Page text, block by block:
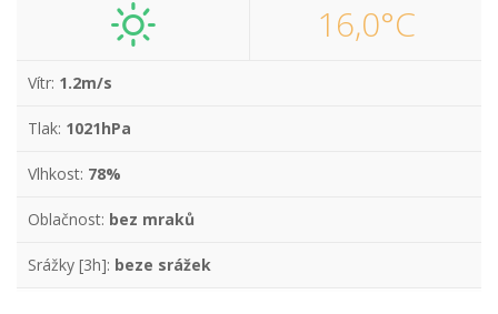
16,0°C
Vítr: 1.2m/s
Tlak: 1021hPa
Vlhkost: 78%
Oblačnost: bez mraků
Srážky [3h]: beze srážek